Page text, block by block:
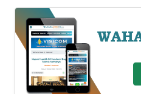
WN
BABEL
WN
SUMBAR